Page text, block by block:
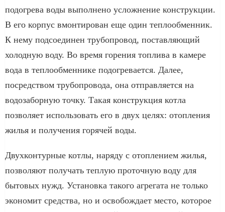
подогрева воды выполнено усложнение конструкции.
В его корпус вмонтирован еще один теплообменник.
К нему подсоединен трубопровод, поставляющий
холодную воду. Во время горения топлива в камере
вода в теплообменнике подогревается. Далее,
посредством трубопровода, она отправляется на
водозаборную точку. Такая конструкция котла
позволяет использовать его в двух целях: отопления
жилья и получения горячей воды.
Двухконтурные котлы, наряду с отоплением жилья,
позволяют получать теплую проточную воду для
бытовых нужд. Установка такого агрегата не только
экономит средства, но и освобождает место, которое